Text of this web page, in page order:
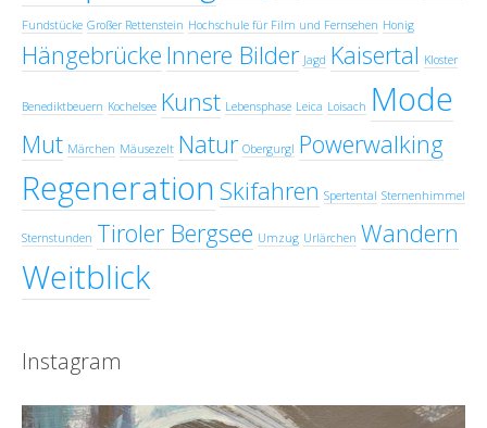
Fundstücke Großer Rettenstein Hochschule für Film und Fernsehen Honig
Hängebrücke Innere Bilder Jagd Kaisertal Kloster
Benediktbeuern Kochelsee Kunst Lebensphase Leica Loisach Mode
Mut Märchen Mäusezelt Natur Obergurgl Powerwalking
Regeneration Skifahren Spertental Sternenhimmel
Sternstunden Tiroler Bergsee Umzug Urlärchen Wandern
Weitblick
Instagram